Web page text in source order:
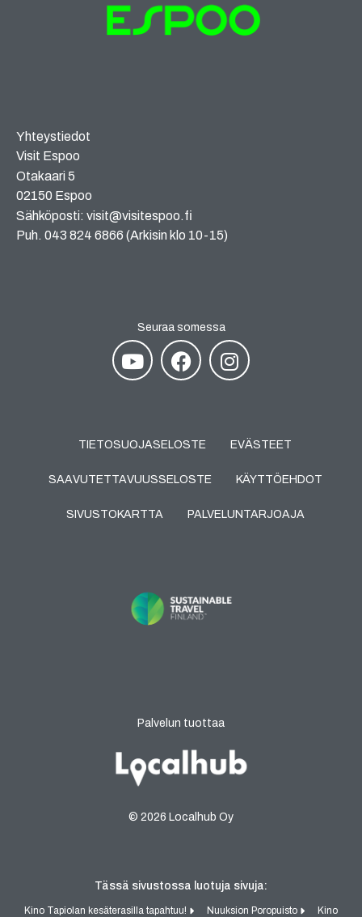
Yhteystiedot
Visit Espoo
Otakaari 5
02150 Espoo
Sähköposti: visit@visitespoo.fi
Puh. 043 824 6866 (Arkisin klo 10-15)
Seuraa somessa
TIETOSUOJASELOSTE EVÄSTEET
SAAVUTETTAVUUSSELOSTE KÄYTTÖEHDOT
SIVUSTOKARTTA PALVELUNTARJOAJA
Palvelun tuottaa
© 2026 Localhub Oy
Tässä sivustossa luotuja sivuja:
Kino Tapiolan kesäterasilla tapahtuu! Nuuksion Poropuisto
Kino